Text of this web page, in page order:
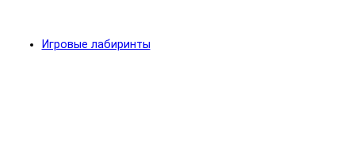
Игровые лабиринты